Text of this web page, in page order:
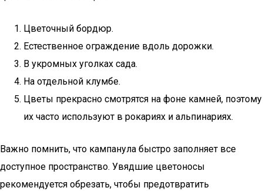
Цветочный бордюр.
Естественное ограждение вдоль дорожки.
В укромных уголках сада.
На отдельной клумбе.
Цветы прекрасно смотрятся на фоне камней, поэтому
их часто используют в рокариях и альпинариях.
Важно помнить, что кампанула быстро заполняет все
доступное пространство. Увядшие цветоносы
рекомендуется обрезать, чтобы предотвратить